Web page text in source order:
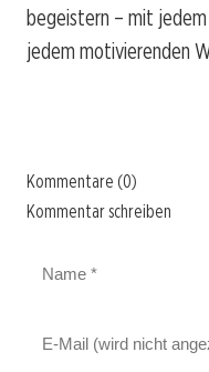
begeistern – mit jedem
jedem motivierenden
Kommentare (0)
Kommentar schreiben